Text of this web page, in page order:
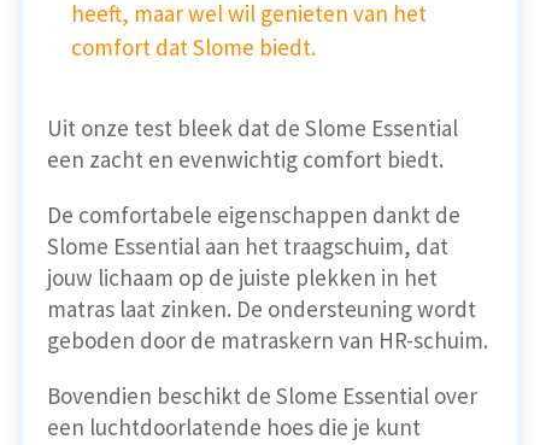
heeft, maar wel wil genieten van het
comfort dat Slome biedt.
Uit onze test bleek dat de Slome Essential
een zacht en evenwichtig comfort biedt.
De comfortabele eigenschappen dankt de
Slome Essential aan het traagschuim, dat
jouw lichaam op de juiste plekken in het
matras laat zinken. De ondersteuning wordt
geboden door de matraskern van HR-schuim.
Bovendien beschikt de Slome Essential over
een luchtdoorlatende hoes die je kunt